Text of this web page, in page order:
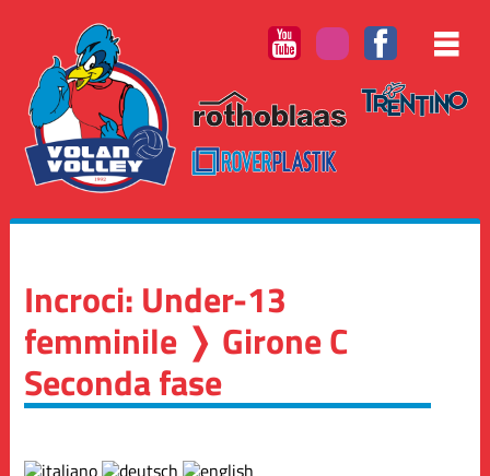
Incroci: Under-13
femminile ❭ Girone C
Seconda fase